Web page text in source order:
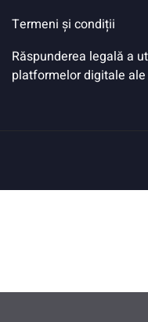
Termeni și condiții
Răspunderea legală a
platformelor digitale